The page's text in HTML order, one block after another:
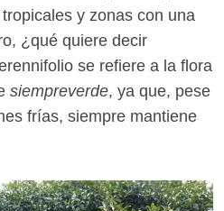
y zonas con una
¿qué quiere decir
se refiere a la flora
siempreverde, ya que, pese
frías, siempre mantiene